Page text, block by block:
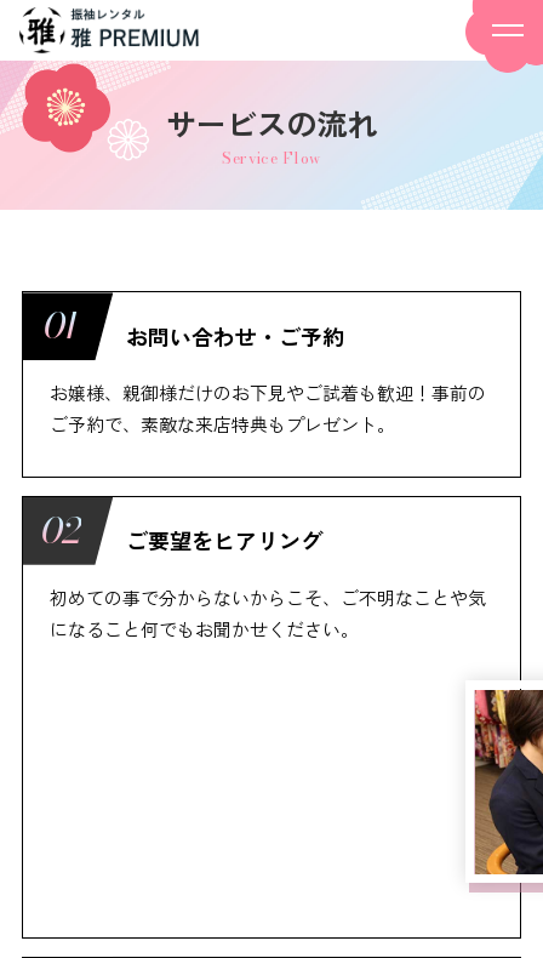
サービスの流れ
Service Flow
お問い合わせ・ご予約
お嬢様、親御様だけのお下見やご試着も歓迎！事前の
ご予約で、素敵な来店特典もプレゼント。
ご要望をヒアリング
初めての事で分からないからこそ、ご不明なことや気
になること何でもお聞かせください。